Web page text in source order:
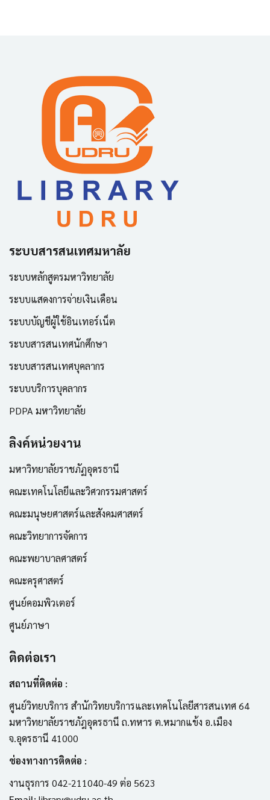
ระบบสารสนเทศมหาลัย
ระบบหลักสูตรมหาวิทยาลัย
ระบบแสดงการจ่ายเงินเดือน
ระบบบัญชีผู้ใช้อินเทอร์เน็ต
ระบบสารสนเทศนักศึกษา
ระบบสารสนเทศบุคลากร
ระบบบริการบุคลากร
PDPA มหาวิทยาลัย
ลิงค์หน่วยงาน
มหาวิทยาลัยราชภัฏอุดรธานี
คณะเทคโนโลยีและวิศวกรรมศาสตร์
คณะมนุษยศาสตร์และสังคมศาสตร์
คณะวิทยาการจัดการ
คณะพยาบาลศาสตร์
คณะครุศาสตร์
ศูนย์คอมพิวเตอร์
ศูนย์ภาษา
ติดต่อเรา
สถานที่ติดต่อ :
ศูนย์วิทยบริการ สำนักวิทยบริการและเทคโนโลยีสารสนเทศ 64
มหาวิทยาลัยราชภัฎอุดรธานี ถ.ทหาร ต.หมากแข้ง อ.เมือง
จ.อุดรธานี 41000
ช่องทางการติดต่อ :
งานธุรการ 042-211040-49 ต่อ 5623